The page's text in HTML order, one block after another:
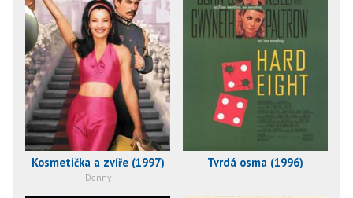
Kosmetička a zvíře (1997)
Denny
Tvrdá osma (1996)